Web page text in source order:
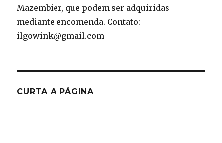
Mazembier, que podem ser adquiridas
mediante encomenda. Contato:
ilgowink@gmail.com
CURTA A PÁGINA